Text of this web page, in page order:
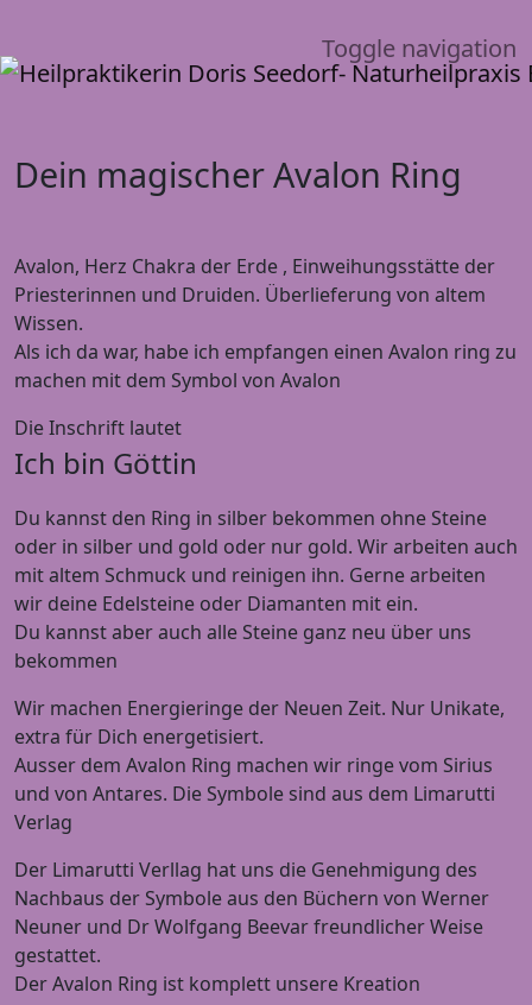
Toggle navigation
Dein magischer Avalon Ring
Avalon, Herz Chakra der Erde , Einweihungsstätte der
Priesterinnen und Druiden. Überlieferung von altem
Wissen.
Als ich da war, habe ich empfangen einen Avalon ring zu
machen mit dem Symbol von Avalon
Die Inschrift lautet
Ich bin Göttin
Du kannst den Ring in silber bekommen ohne Steine
oder in silber und gold oder nur gold. Wir arbeiten auch
mit altem Schmuck und reinigen ihn. Gerne arbeiten
wir deine Edelsteine oder Diamanten mit ein.
Du kannst aber auch alle Steine ganz neu über uns
bekommen
Wir machen Energieringe der Neuen Zeit. Nur Unikate,
extra für Dich energetisiert.
Ausser dem Avalon Ring machen wir ringe vom Sirius
und von Antares. Die Symbole sind aus dem Limarutti
Verlag
Der Limarutti Verllag hat uns die Genehmigung des
Nachbaus der Symbole aus den Büchern von Werner
Neuner und Dr Wolfgang Beevar freundlicher Weise
gestattet.
Der Avalon Ring ist komplett unsere Kreation